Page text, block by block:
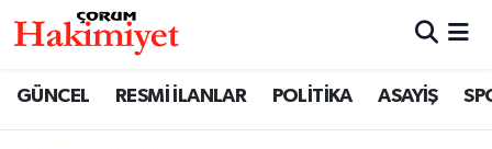
GÜNCEL RESMİ İLANLAR POLİTİKA ASAYİŞ
Nöbetçi Eczaneler